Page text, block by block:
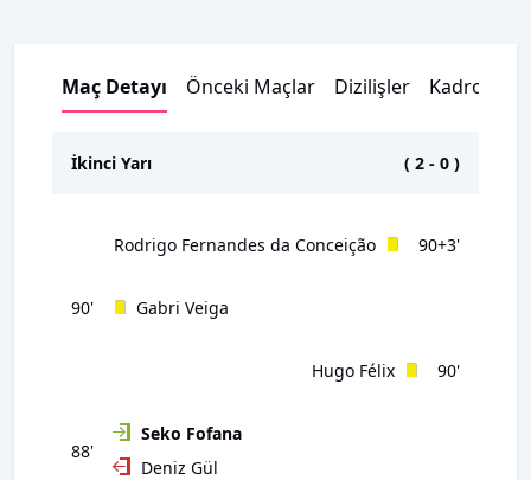
Maç Detayı Önceki Maçlar Dizilişler Kadrolar
İkinci Yarı ( 2 - 0 )
90+3'
Rodrigo Fernandes da Conceição
90' Gabri Veiga
90'
Hugo Félix
88'
Seko Fofana
Deniz Gül